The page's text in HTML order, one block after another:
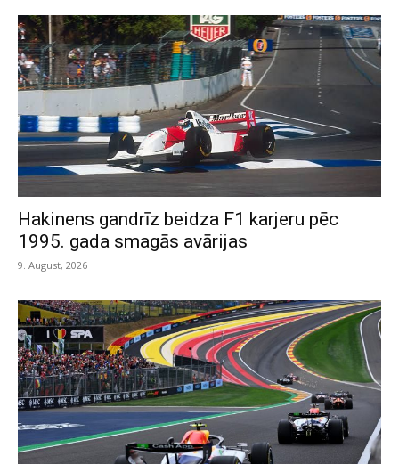
Hakinens gandrīz beidza F1 karjeru pēc
1995. gada smagās avārijas
9. August, 2026